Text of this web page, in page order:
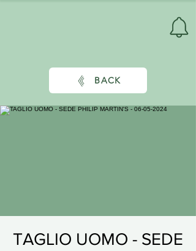
BACK
TAGLIO UOMO - SEDE